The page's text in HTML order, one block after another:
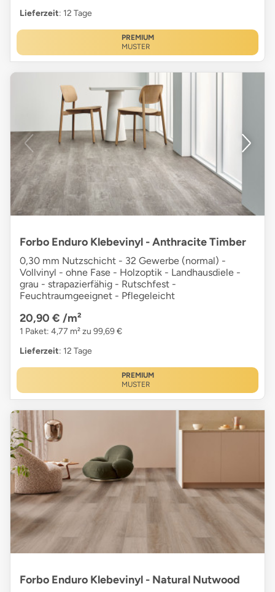
Lieferzeit: 12 Tage
PREMIUM
MUSTER
Forbo Enduro Klebevinyl - Anthracite Timber
0,30 mm Nutzschicht - 32 Gewerbe (normal) -
Vollvinyl - ohne Fase - Holzoptik - Landhausdiele -
grau - strapazierfähig - Rutschfest -
Feuchtraumgeeignet - Pflegeleicht
20,90 € /m²
1 Paket: 4,77 m² zu 99,69 €
Lieferzeit: 12 Tage
PREMIUM
MUSTER
Forbo Enduro Klebevinyl - Natural Nutwood